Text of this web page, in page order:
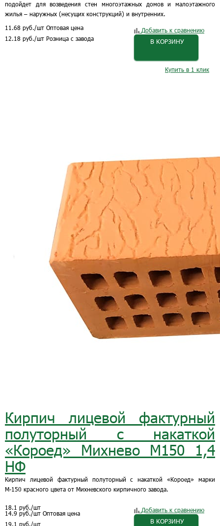
подойдет для возведения стен многоэтажных домов и малоэтажного
жилья – наружных (несущих конструкций) и внутренних.
11.68 руб./шт Оптовая цена
12.18 руб./шт Розница с завода
Добавить к сравнению
В КОРЗИНУ
Купить в 1 клик
Кирпич лицевой фактурный
полуторный с накаткой
«Короед» Михнево М150 1,4
НФ
Кирпич лицевой фактурный полуторный с накаткой «Короед» марки
М-150 красного цвета от Михневского кирпичного завода.
18.1 руб./шт
14.9 руб./шт Оптовая цена
19.1 руб./шт
Добавить к сравнению
В КОРЗИНУ